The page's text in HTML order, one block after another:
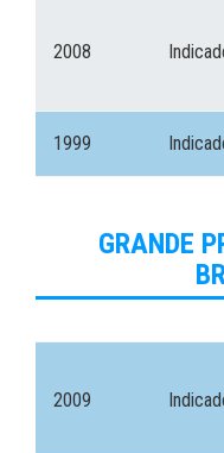
2008
1999
GRANDE
2009